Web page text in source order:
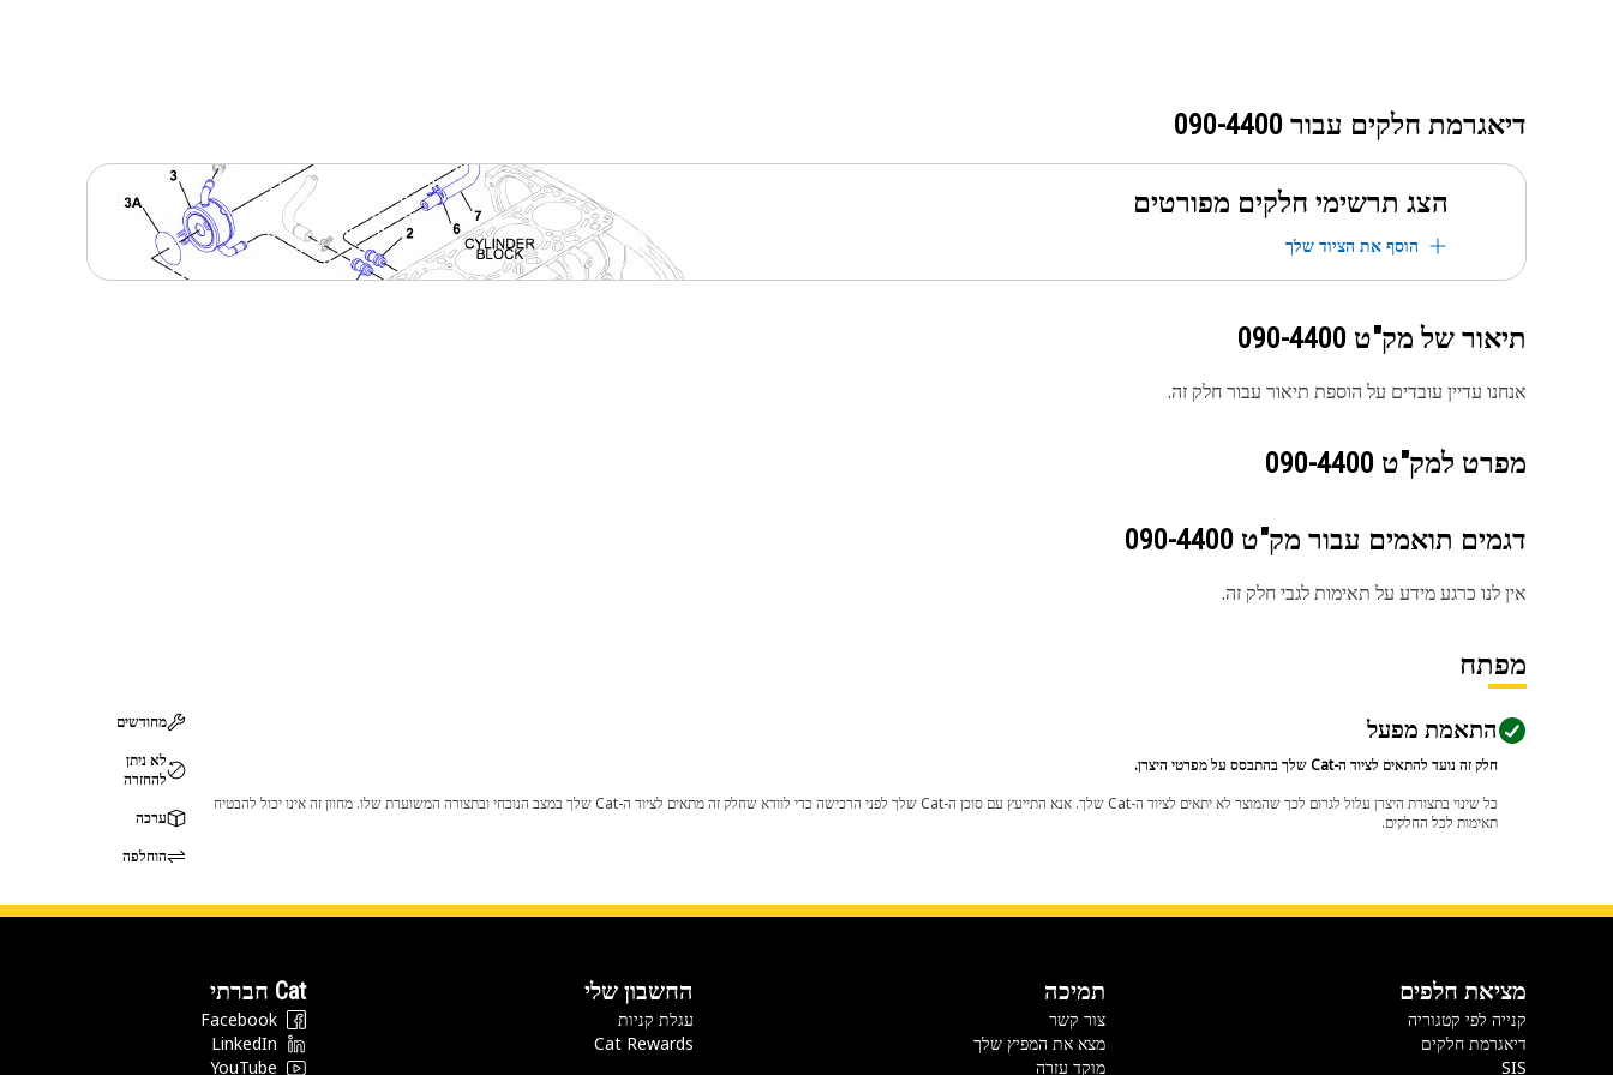
דיאגרמת חלקים עבור 090-4400
הצג תרשימי חלקים מפורטים
הוסף את הציוד שלך
תיאור של מק"ט 090-4400
אנחנו עדיין עובדים על הוספת תיאור עבור חלק זה.
מפרט למק"ט 090-4400
דגמים תואמים עבור מק"ט 090-4400
אין לנו כרגע מידע על תאימות לגבי חלק זה.
מפתח
התאמת מפעל
חלק זה נועד להתאים לציוד ה-Cat שלך בהתבסס על מפרטי היצרן.
כל שינוי בתצורת היצרן עלול לגרום לכך שהמוצר לא יתאים לציוד ה-Cat שלך. אנא התייעץ עם סוכן ה-Cat שלך לפני הרכישה כדי לוודא שחלק זה מתאים לציוד ה-Cat שלך במצב הנוכחי ובתצורה המשוערת שלו. מחוון זה אינו יכול להבטיח
תאימות לכל החלקים.
מחודשים
לא ניתן
להחזרה
ערכה
הוחלפה
מציאת חלפים
קנייה לפי קטגוריה
דיאגרמת חלקים
SIS
תמיכה
צור קשר
מצא את המפיץ שלך
מוקד עזרה
החשבון שלי
עגלת קניות
Cat Rewards
Cat חברתי
Facebook
LinkedIn
YouTube